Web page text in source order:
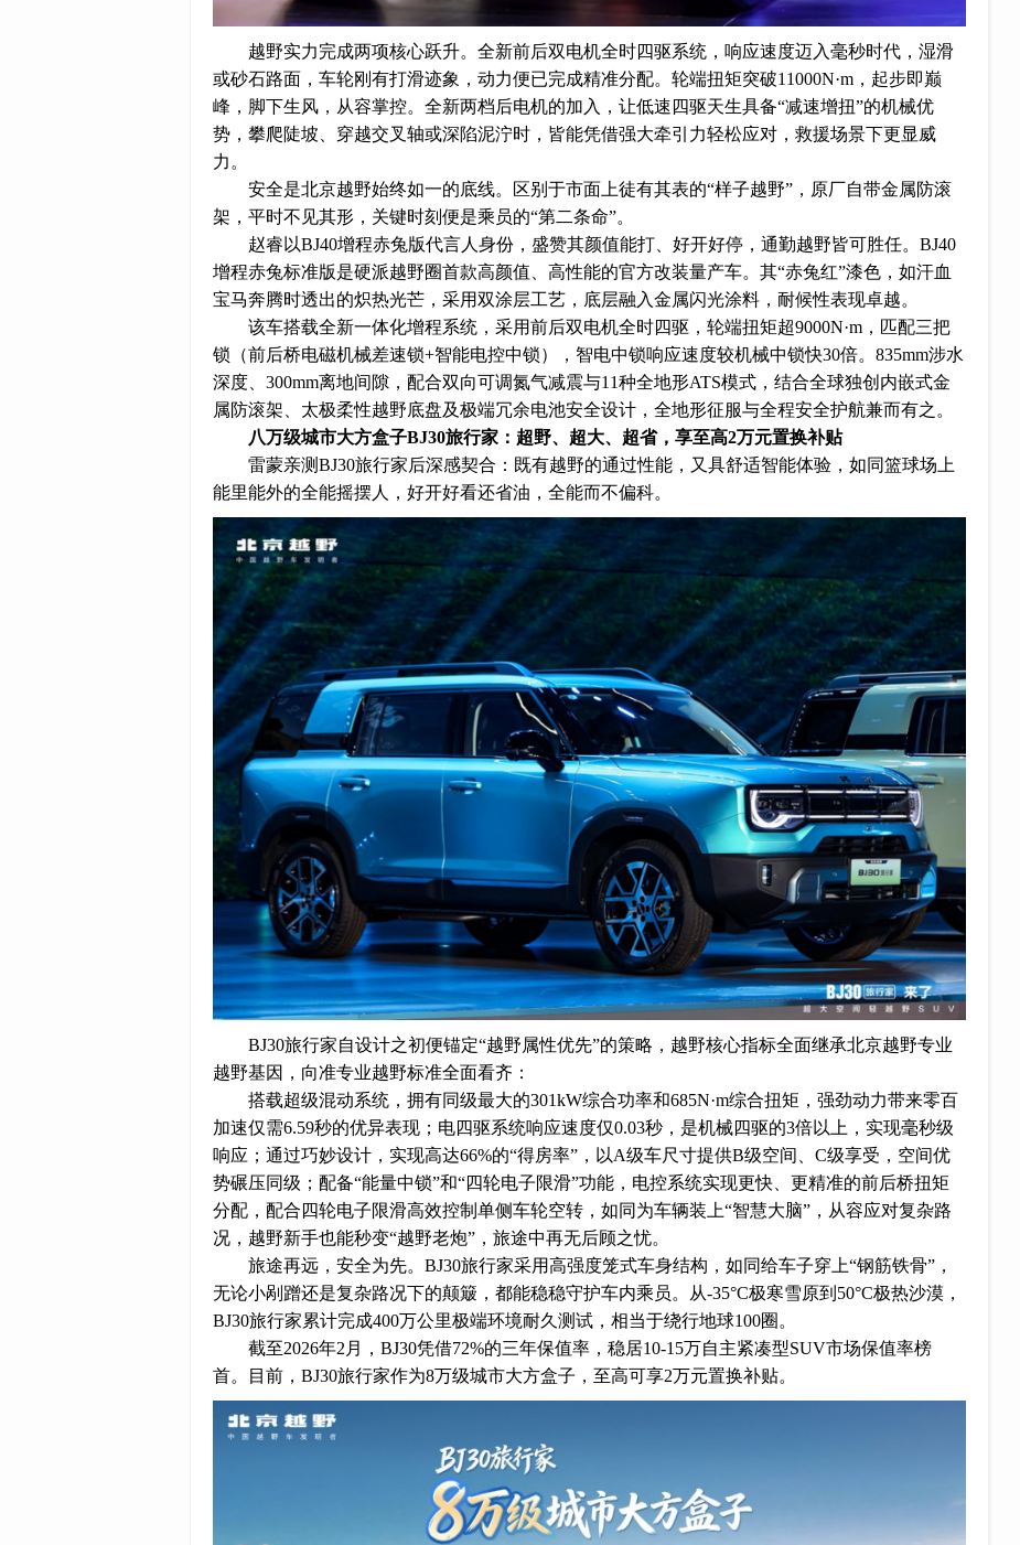
越野实力完成两项核心跃升。全新前后双电机全时四驱系统，响应速度迈入毫秒时代，湿滑
或砂石路面，车轮刚有打滑迹象，动力便已完成精准分配。轮端扭矩突破11000N·m，起步即巅
峰，脚下生风，从容掌控。全新两档后电机的加入，让低速四驱天生具备“减速增扭”的机械优
势，攀爬陡坡、穿越交叉轴或深陷泥泞时，皆能凭借强大牵引力轻松应对，救援场景下更显威
力。
安全是北京越野始终如一的底线。区别于市面上徒有其表的“样子越野”，原厂自带金属防滚
架，平时不见其形，关键时刻便是乘员的“第二条命”。
赵睿以BJ40增程赤兔版代言人身份，盛赞其颜值能打、好开好停，通勤越野皆可胜任。BJ40
增程赤兔标准版是硬派越野圈首款高颜值、高性能的官方改装量产车。其“赤兔红”漆色，如汗血
宝马奔腾时透出的炽热光芒，采用双涂层工艺，底层融入金属闪光涂料，耐候性表现卓越。
该车搭载全新一体化增程系统，采用前后双电机全时四驱，轮端扭矩超9000N·m，匹配三把
锁（前后桥电磁机械差速锁+智能电控中锁），智电中锁响应速度较机械中锁快30倍。835mm涉水
深度、300mm离地间隙，配合双向可调氮气减震与11种全地形ATS模式，结合全球独创内嵌式金
属防滚架、太极柔性越野底盘及极端冗余电池安全设计，全地形征服与全程安全护航兼而有之。
八万级城市大方盒子BJ30旅行家：超野、超大、超省， 享至高2万元置换补贴
雷蒙亲测BJ30旅行家后深感契合：既有越野的通过性能，又具舒适智能体验，如同篮球场上
能里能外的全能摇摆人，好开好看还省油，全能而不偏科。
BJ30旅行家自设计之初便锚定“越野属性优先”的策略，越野核心指标全面继承北京越野专业
越野基因，向准专业越野标准全面看齐：
搭载超级混动系统，拥有同级最大的301kW综合功率和685N·m综合扭矩，强劲动力带来零百
加速仅需6.59秒的优异表现；电四驱系统响应速度仅0.03秒，是机械四驱的3倍以上，实现毫秒级
响应；通过巧妙设计，实现高达66%的“得房率”，以A级车尺寸提供B级空间、C级享受，空间优
势碾压同级；配备“能量中锁”和“四轮电子限滑”功能，电控系统实现更快、更精准的前后桥扭矩
分配，配合四轮电子限滑高效控制单侧车轮空转，如同为车辆装上“智慧大脑”，从容应对复杂路
况，越野新手也能秒变“越野老炮”，旅途中再无后顾之忧。
旅途再远，安全为先。BJ30旅行家采用高强度笼式车身结构，如同给车子穿上“钢筋铁骨”，
无论小剐蹭还是复杂路况下的颠簸，都能稳稳守护车内乘员。从-35°C极寒雪原到50°C极热沙漠，
BJ30旅行家累计完成400万公里极端环境耐久测试，相当于绕行地球100圈。
截至2026年2月，BJ30凭借72%的三年保值率，稳居10-15万自主紧凑型SUV市场保值率榜
首。目前，BJ30旅行家作为8万级城市大方盒子，至高可享2万元置换补贴。